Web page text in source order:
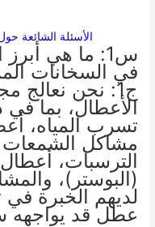
الأسئلة الشائعة
س1: ما هي
في السخانات
ج1: نحن
الأعطال، بما
تسرب المياه،
مشاكل الشمعات
الترسبات،
(البوستر)،
لديهم الخبرة
عطل قد يواجهه